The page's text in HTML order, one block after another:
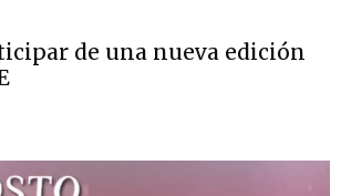
de una nueva edición